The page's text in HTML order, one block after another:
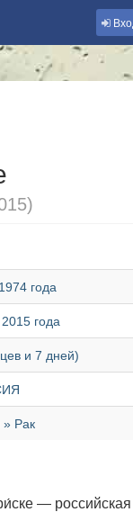
года
года
и 7 дней)
» Рак
— российская